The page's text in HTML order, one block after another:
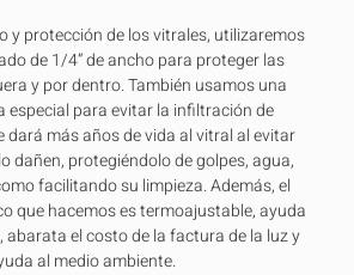
y protección de los vitrales, utilizaremos
de 1/4” de ancho para proteger las
y por dentro. También usamos una
especial para evitar la infiltración de
dará más años de vida al vitral al evitar
dañen, protegiéndolo de golpes, agua,
facilitando su limpieza. Además, el
que hacemos es termoajustable, ayuda
abarata el costo de la factura de la luz y
al medio ambiente.